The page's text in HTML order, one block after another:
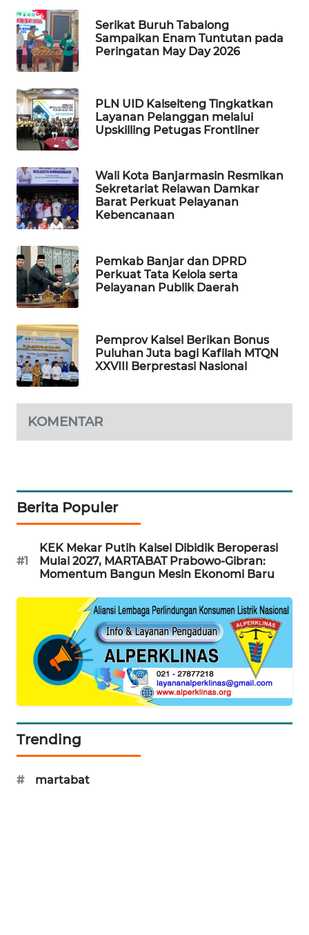
Serikat Buruh Tabalong
Sampaikan Enam Tuntutan pada
Peringatan May Day 2026
PLN UID Kalselteng Tingkatkan
Layanan Pelanggan melalui
Upskilling Petugas Frontliner
Wali Kota Banjarmasin Resmikan
Sekretariat Relawan Damkar
Barat Perkuat Pelayanan
Kebencanaan
Pemkab Banjar dan DPRD
Perkuat Tata Kelola serta
Pelayanan Publik Daerah
Pemprov Kalsel Berikan Bonus
Puluhan Juta bagi Kafilah MTQN
XXVIII Berprestasi Nasional
KOMENTAR
Berita Populer
#1
KEK Mekar Putih Kalsel Dibidik Beroperasi
Mulai 2027, MARTABAT Prabowo-Gibran:
Momentum Bangun Mesin Ekonomi Baru
Trending
# martabat
ID
MAWAKA
ID
MARTABAT
NET
PLN
MKLI
LKKI
KOPEKLIN
PORTAL
KONSUMEN
TAMBANG
SITUNGIR
NEWS
SIDIKALANG
SIBARAGAS
NEWS
METRO
SIANTAR
NEWS
METRO